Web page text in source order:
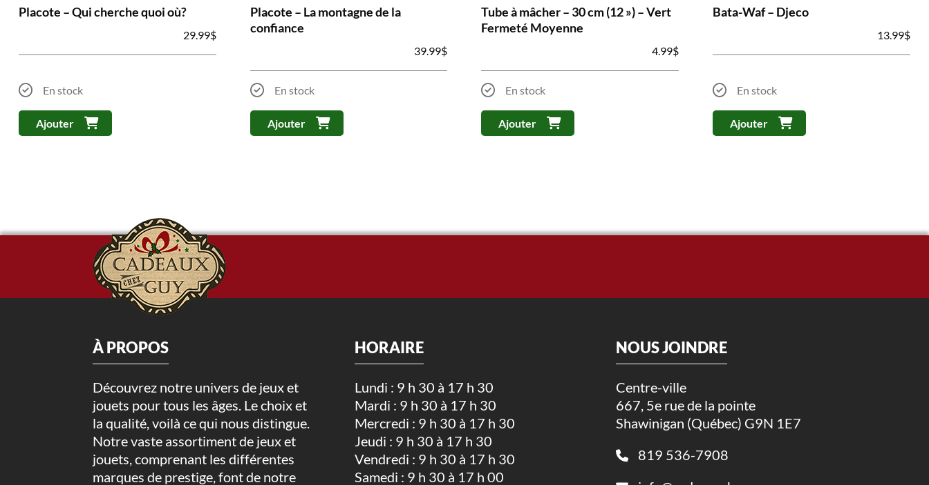
Placote – Qui cherche quoi où?
29.99$
En stock
Ajouter
Placote – La montagne de la
confiance
39.99$
En stock
Ajouter
Tube à mâcher – 30 cm (12 ») – Vert
Fermeté Moyenne
4.99$
En stock
Ajouter
Bata-Waf – Djeco
13.99$
En stock
Ajouter
À PROPOS
Découvrez notre univers de jeux et
jouets pour tous les âges. Le choix et
la qualité, voilà ce qui nous distingue.
Notre vaste assortiment de jeux et
jouets, comprenant les différentes
marques de prestige, font de notre
HORAIRE
Lundi : 9 h 30 à 17 h 30
Mardi : 9 h 30 à 17 h 30
Mercredi : 9 h 30 à 17 h 30
Jeudi : 9 h 30 à 17 h 30
Vendredi : 9 h 30 à 17 h 30
Samedi : 9 h 30 à 17 h 00
NOUS JOINDRE
Centre-ville
667, 5e rue de la pointe
Shawinigan (Québec) G9N 1E7
819 536-7908